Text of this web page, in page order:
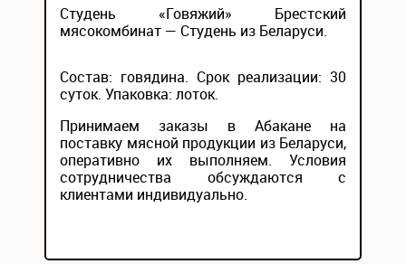
Студень «Говяжий» Брестский
мясокомбинат — Студень из Беларуси.
Состав: говядина. Срок реализации: 30
суток. Упаковка: лоток.
Принимаем заказы в Абакане на
поставку мясной продукции из Беларуси,
оперативно их выполняем. Условия
сотрудничества обсуждаются с
клиентами индивидуально.